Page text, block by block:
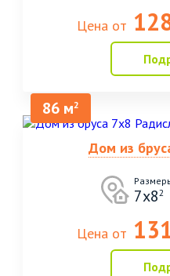
Цена от
86 м2
Дом из
7x82
Цена от